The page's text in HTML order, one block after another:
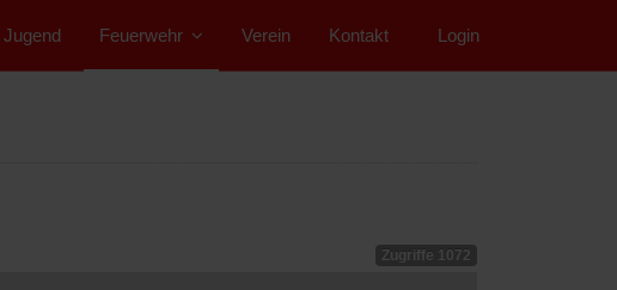
Jugend Feuerwehr Verein Kontakt Login
Zugriffe 1072